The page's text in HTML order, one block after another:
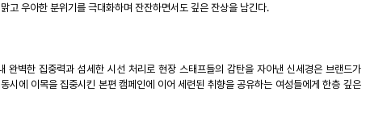
고 우아한 분위기를 극대화하며 잔잔하면서도 깊은 잔상을 남긴다.
완벽한 집중력과 섬세한 시선 처리로 현장 스태프들의 감탄을 자아낸 신세경은 브랜드가
시에 이목을 집중시킨 본편 캠페인에 이어 세련된 취향을 공유하는 여성들에게 한층 깊은